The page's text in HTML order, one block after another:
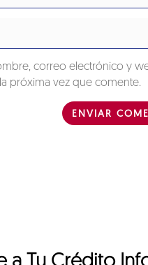
correo electrónico y
próxima vez que comente.
ENVIAR